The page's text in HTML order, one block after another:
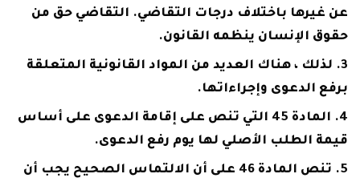
عن غيرها باختلاف درجات التقاضي. التقاضي حق من
حقوق الإنسان ينظمه القانون.
لذلك ، هناك العديد من المواد القانونية المتعلقة
برفع الدعوى وإجراءاتها.
المادة 45 التي تنص على إقامة الدعوى على أساس
قيمة الطلب الأصلي لها يوم رفع الدعوى.
تنص المادة 46 على أن الالتماس الصحيح يجب أن